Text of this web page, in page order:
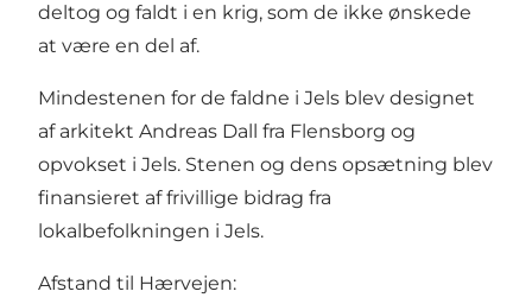
deltog og faldt i en krig, som de ikke ønskede
at være en del af.
Mindestenen for de faldne i Jels blev designet
af arkitekt Andreas Dall fra Flensborg og
opvokset i Jels. Stenen og dens opsætning blev
finansieret af frivillige bidrag fra
lokalbefolkningen i Jels.
Afstand til Hærvejen: